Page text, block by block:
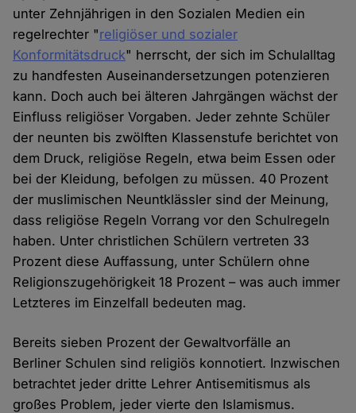
unter Zehnjährigen in den Sozialen Medien ein
regelrechter "religiöser und sozialer
Konformitätsdruck" herrscht, der sich im Schulalltag
zu handfesten Auseinandersetzungen potenzieren
kann. Doch auch bei älteren Jahrgängen wächst der
Einfluss religiöser Vorgaben. Jeder zehnte Schüler
der neunten bis zwölften Klassenstufe berichtet von
dem Druck, religiöse Regeln, etwa beim Essen oder
bei der Kleidung, befolgen zu müssen. 40 Prozent
der muslimischen Neuntklässler sind der Meinung,
dass religiöse Regeln Vorrang vor den Schulregeln
haben. Unter christlichen Schülern vertreten 33
Prozent diese Auffassung, unter Schülern ohne
Religionszugehörigkeit 18 Prozent – was auch immer
Letzteres im Einzelfall bedeuten mag.
Bereits sieben Prozent der Gewaltvorfälle an
Berliner Schulen sind religiös konnotiert. Inzwischen
betrachtet jeder dritte Lehrer Antisemitismus als
großes Problem, jeder vierte den Islamismus.